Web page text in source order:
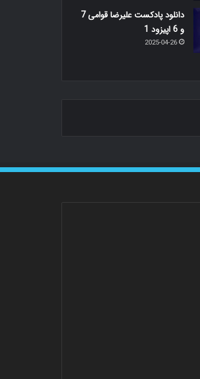
دانلود پادکست علیرضا قوامی 7
و 6 اپیزود 1
2025-04-26